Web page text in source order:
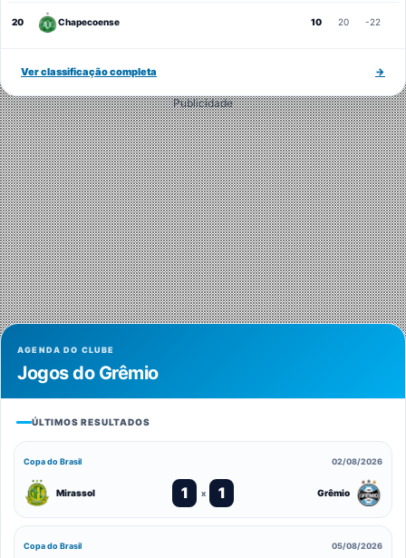
20 Chapecoense 10 20 -22
Ver classificação completa →
Publicidade
AGENDA DO CLUBE
Jogos do Grêmio
ÚLTIMOS RESULTADOS
Copa do Brasil 02/08/2026
Mirassol 1 x 1 Grêmio
Copa do Brasil 05/08/2026